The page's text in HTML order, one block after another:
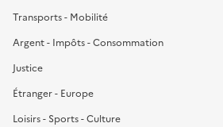
Transports - Mobilité
Argent - Impôts - Consommation
Justice
Étranger - Europe
Loisirs - Sports - Culture